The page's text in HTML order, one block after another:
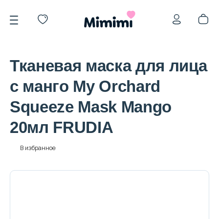
*OVERSTOCK -30%
Уход за лицом
Тканевая маска для лица
с манго My Orchard
Squeeze Mask Mango
20мл FRUDIA
В избранное